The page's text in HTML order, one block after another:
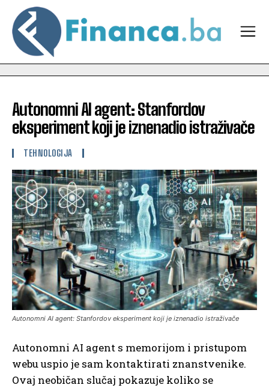
Autonomni AI agent: Stanfordov
eksperiment koji je iznenadio istraživače
TEHNOLOGIJA
Autonomni AI agent: Stanfordov eksperiment koji je iznenadio istraživače
Autonomni AI agent s memorijom i pristupom
webu uspio je sam kontaktirati znanstvenike.
Ovaj neobičan slučaj pokazuje koliko se